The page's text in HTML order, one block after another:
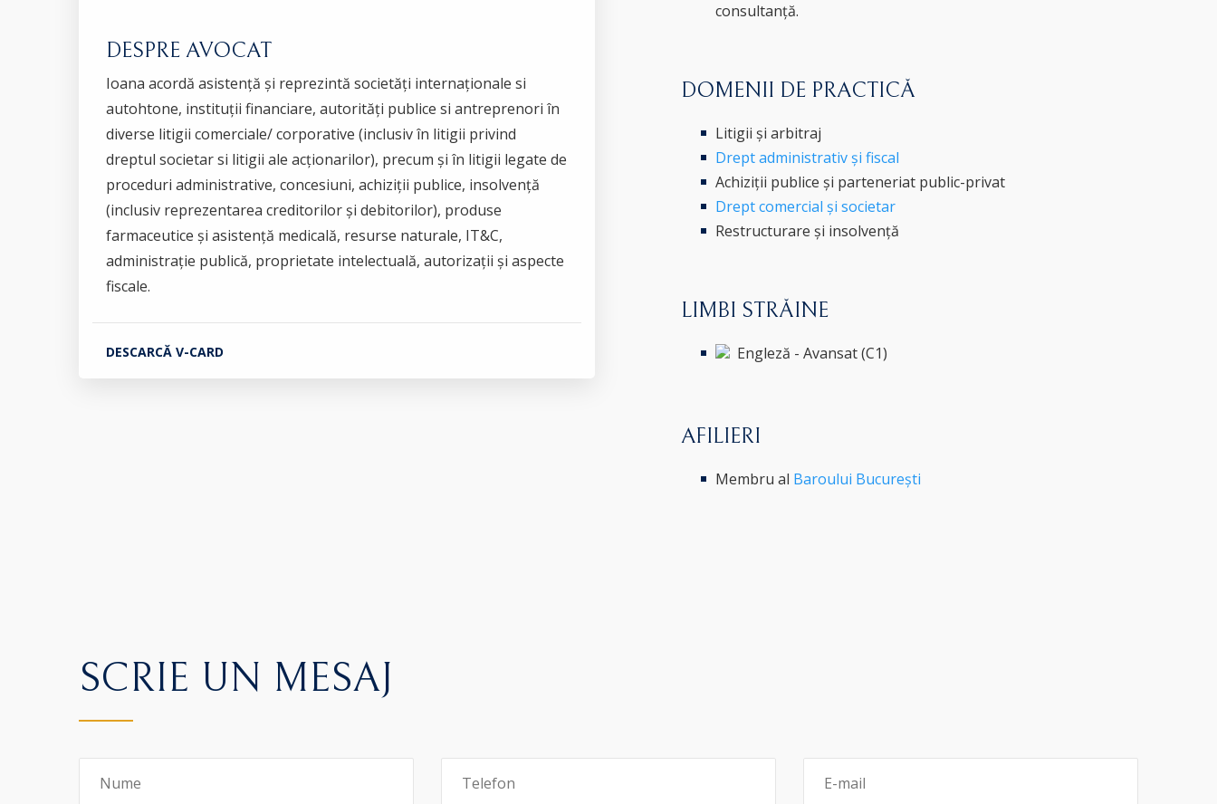
DESPRE AVOCAT
Ioana acordă asistență și reprezintă societăți internaționale si
autohtone, instituții financiare, autorități publice si antreprenori în
diverse litigii comerciale/ corporative (inclusiv în litigii privind
dreptul societar si litigii ale acționarilor), precum și în litigii legate de
proceduri administrative, concesiuni, achiziții publice, insolvență
(inclusiv reprezentarea creditorilor și debitorilor), produse
farmaceutice și asistență medicală, resurse naturale, IT&C,
administrație publică, proprietate intelectuală, autorizații și aspecte
fiscale.
DESCARCĂ V-CARD
consultanță.
DOMENII DE PRACTICĂ
Litigii și arbitraj
Drept administrativ și fiscal
Achiziții publice și parteneriat public-privat
Drept comercial și societar
Restructurare și insolvență
LIMBI STRĂINE
Engleză - Avansat (C1)
AFILIERI
Membru al Baroului București
SCRIE UN MESAJ